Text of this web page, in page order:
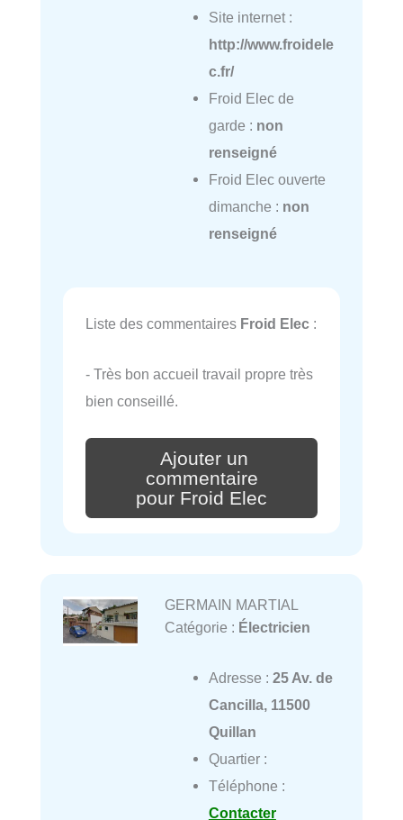
Site internet :
http://www.froidele
c.fr/
Froid Elec de
garde : non
renseigné
Froid Elec ouverte
dimanche : non
renseigné
Liste des commentaires Froid Elec :
- Très bon accueil travail propre très
bien conseillé.
Ajouter un
commentaire
pour Froid Elec
GERMAIN MARTIAL
Catégorie : Électricien
Adresse : 25 Av. de
Cancilla, 11500
Quillan
Quartier :
Téléphone :
Contacter